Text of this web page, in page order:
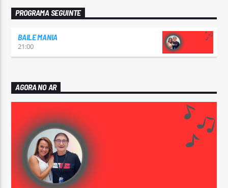
PROGRAMA SEGUINTE
BAILE MANIA
21:00
AGORA NO AR